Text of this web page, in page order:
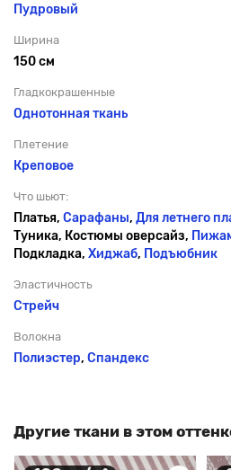
Пудровый
Ширина
150 см
Гладкокрашенные
Однотонная ткань
Плетение
Креповое
Что шьют:
Платья, Сарафаны, Для летнего
Туника, Костюмы оверсайз,
Подкладка, Хиджаб, Подъюбник
Эластичность
Стрейч
Волокна
Полиэстер, Спандекс
Другие ткани в этом